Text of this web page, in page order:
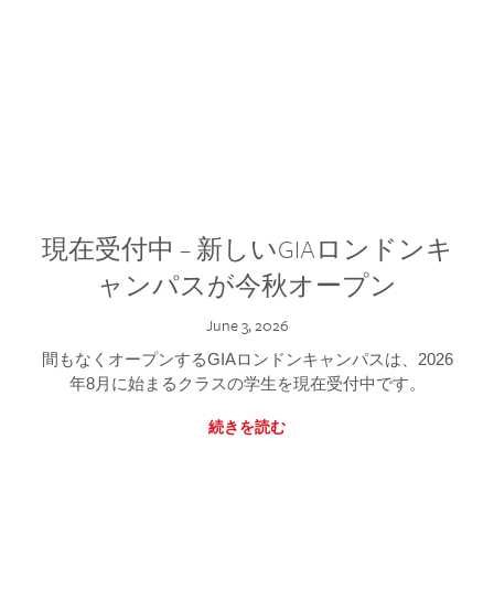
現在受付中 – 新しいGIAロンドンキ
ャンパスが今秋オープン
June 3, 2026
間もなくオープンするGIAロンドンキャンパスは、2026
年8月に始まるクラスの学生を現在受付中です。
続きを読む